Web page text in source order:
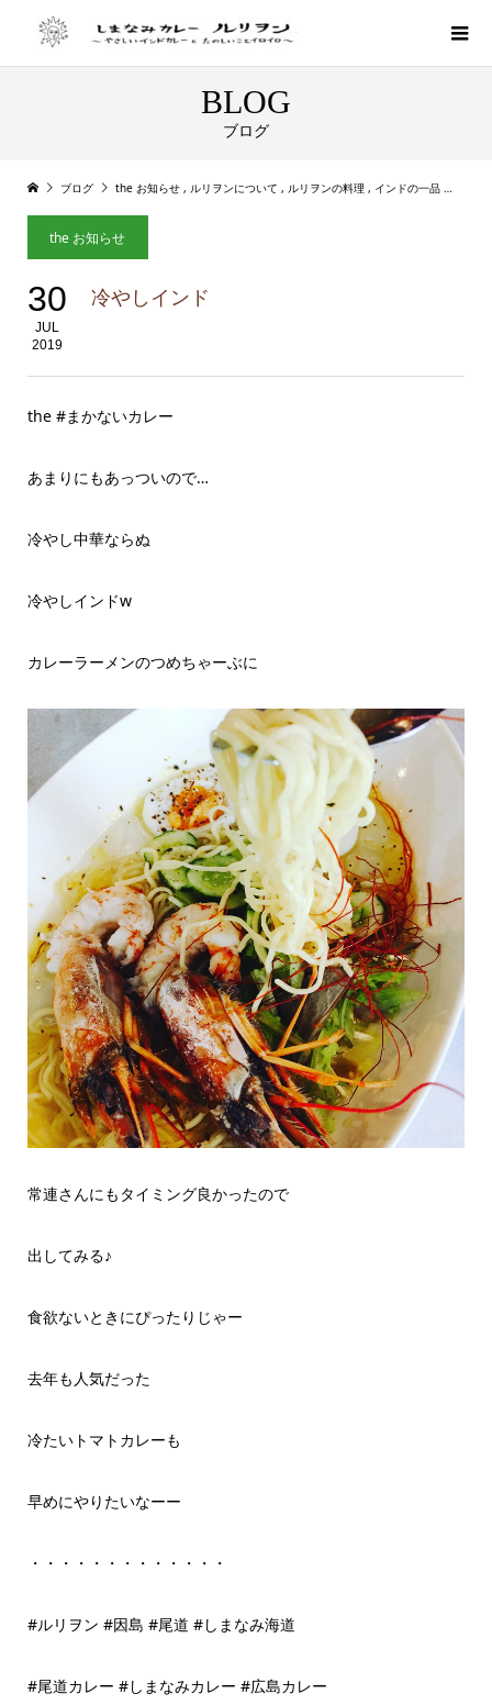
BLOG
ブログ
ブログ the お知らせ , ルリヲンについて , ルリヲンの料理 , インドの一品
the お知らせ
30
JUL
2019
冷やしインド
the #まかないカレー
あまりにもあっついので…
冷やし中華ならぬ
冷やしインドw
カレーラーメンのつめちゃーぶに
常連さんにもタイミング良かったので
出してみる♪
食欲ないときにぴったりじゃー
去年も人気だった
冷たいトマトカレーも
早めにやりたいなーー
・・・・・・・・・・・・・
#ルリヲン #因島 #尾道 #しまなみ海道
#尾道カレー #しまなみカレー #広島カレー